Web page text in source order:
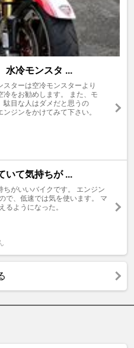
水冷モンスタ ...
ターは空冷モンスターより
冷をお勧めします。 また、モ
駄目な人はダメだと思うの
ジンをかけてみて下さい。
いて気持ちが ...
がいいバイクです。 エンジン
で、低速では気を使います。 マ
るようになった。